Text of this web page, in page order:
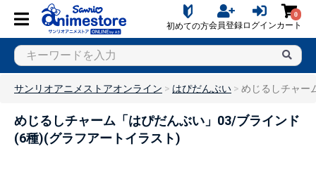
初めての方会員登録ログイン
0
カート
サンリオアニメストアオンライン はぴだんぶい めじるしチャー
めじるしチャーム「はぴだんぶい」03/ブラインド
(6種)(グラフアートイラスト)